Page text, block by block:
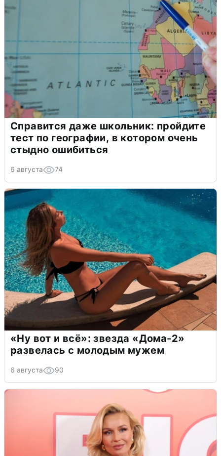
Справится даже школьник: пройдите
тест по географии, в котором очень
стыдно ошибиться
6 августа 74
«Ну вот и всё»: звезда «Дома-2»
развелась с молодым мужем
6 августа 90